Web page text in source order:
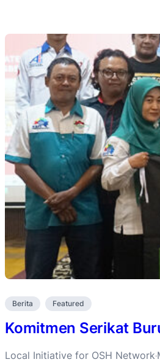
Berita Featured
Komitmen Serikat
Local Initiative for OSH Network·